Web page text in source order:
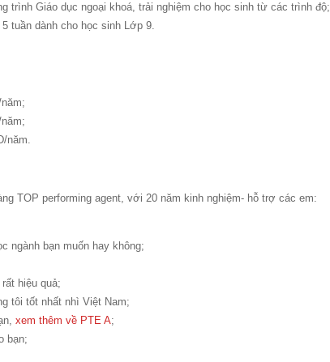
trình Giáo dục ngoại khoá, trải nghiệm cho học sinh từ các trình độ;
tuần dành cho học sinh Lớp 9.
năm.
TOP performing agent, với 20 năm kinh nghiệm- hỗ trợ các em:
ngành bạn muốn hay không;
hiệu quả;
tôi tốt nhất nhì Việt Nam;
xem thêm về PTE A;
bạn;